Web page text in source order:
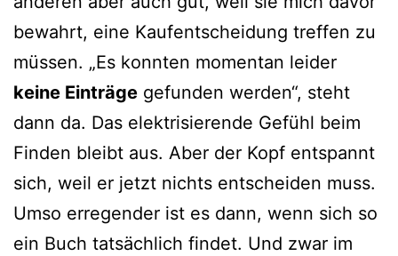
bewahrt, eine Kaufentscheidung treffen zu
müssen. „Es konnten momentan leider
keine Einträge gefunden werden“, steht
dann da. Das elektrisierende Gefühl beim
Finden bleibt aus. Aber der Kopf entspannt
sich, weil er jetzt nichts entscheiden muss.
Umso erregender ist es dann, wenn sich so
ein Buch tatsächlich findet. Und zwar im